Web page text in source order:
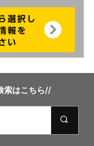
索はこちら//